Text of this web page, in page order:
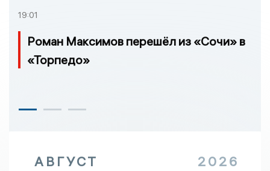
19:01
Роман Максимов перешёл из «Сочи» в
«Торпедо»
АВГУСТ 2026